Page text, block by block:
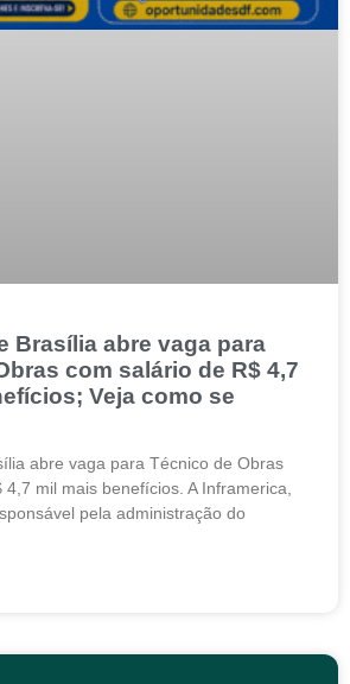
Brasília abre vaga para
com salário de R$ 4,7
Veja como se
abre vaga para Técnico de Obras
mil mais benefícios. A Inframerica,
pela administração do